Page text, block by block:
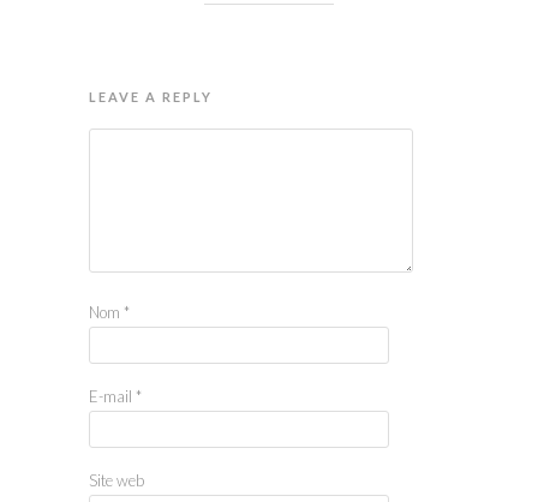
LEAVE A REPLY
Nom *
E-mail *
Site web